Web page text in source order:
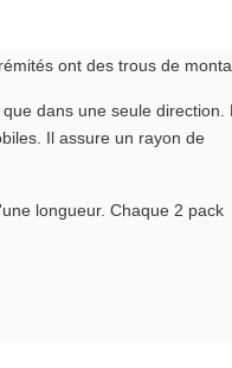
ont des trous de
dans une seule direction.
Il assure un rayon de
longueur. Chaque 2 pack